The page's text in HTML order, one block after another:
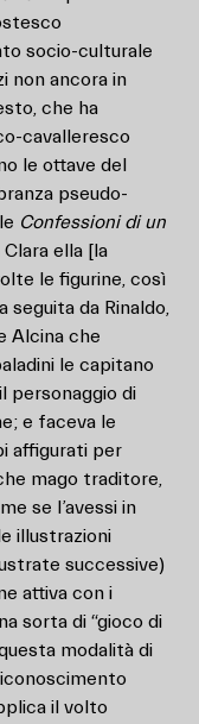
socio-culturale
non ancora in
che ha
cavalleresco
le ottave del
pseudo-
Confessioni di un
ella [la
le figurine, così
seguita da Rinaldo,
Alcina che
le capitano
personaggio di
e faceva le
affigurati per
mago traditore,
se l’avessi in
illustrazioni
successive)
attiva con i
sorta di “gioco di
modalità di
il volto